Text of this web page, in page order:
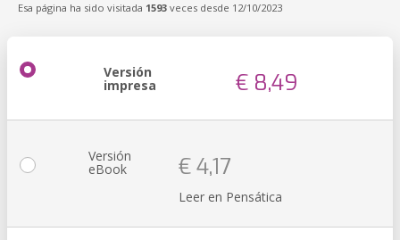
Esa página ha sido visitada 1593 veces desde 12/10/2023
Versión
impresa € 8,49
Versión
eBook € 4,17
Leer en Pensática